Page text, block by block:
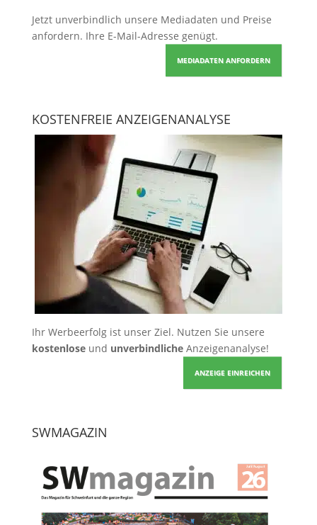
Jetzt unverbindlich unsere Mediadaten und Preise
anfordern. Ihre E-Mail-Adresse genügt.
MEDIADATEN ANFORDERN
KOSTENFREIE ANZEIGENANALYSE
Ihr Werbeerfolg ist unser Ziel. Nutzen Sie unsere
kostenloseund unverbindlicheAnzeigenanalyse!
ANZEIGE EINREICHEN
SWMAGAZIN